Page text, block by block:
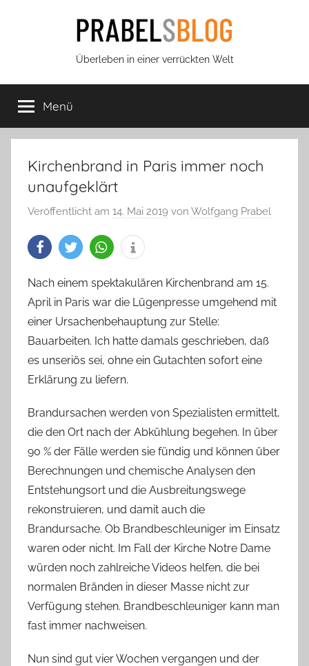
Prabels
Blog
Überleben in einer verrückten Welt
Menü
Kirchenbrand in Paris immer noch
unaufgeklärt
Veröffentlicht am 14. Mai 2019 von Wolfgang Prabel
Nach einem spektakulären Kirchenbrand am 15.
April in Paris war die Lügenpresse umgehend mit
einer Ursachenbehauptung zur Stelle:
Bauarbeiten. Ich hatte damals geschrieben, daß
es unseriös sei, ohne ein Gutachten sofort eine
Erklärung zu liefern.
Brandursachen werden von Spezialisten ermittelt,
die den Ort nach der Abkühlung begehen. In über
90 % der Fälle werden sie fündig und können über
Berechnungen und chemische Analysen den
Entstehungsort und die Ausbreitungswege
rekonstruieren, und damit auch die
Brandursache. Ob Brandbeschleuniger im Einsatz
waren oder nicht. Im Fall der Kirche Notre Dame
würden noch zahlreiche Videos helfen, die bei
normalen Bränden in dieser Masse nicht zur
Verfügung stehen. Brandbeschleuniger kann man
fast immer nachweisen.
Nun sind gut vier Wochen vergangen und der